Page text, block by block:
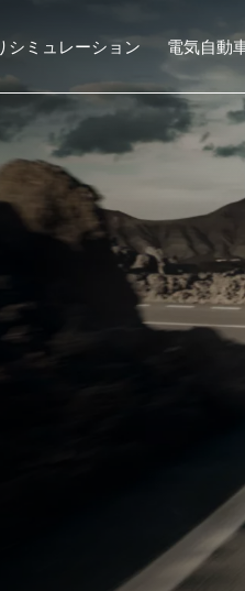
シミュレーション 電気自動
クス テクノロジー ローンと